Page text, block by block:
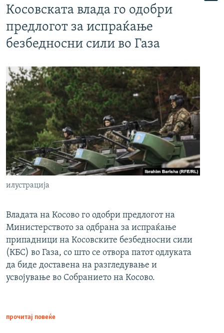
Косовската влада го одобри
предлогот за испраќање
безбедносни сили во Газа
илустрација
Владата на Косово го одобри предлогот на
Министерството за одбрана за испраќање
припадници на Косовските безбедносни сили
(КБС) во Газа, со што се отвора патот одлуката
да биде доставена на разгледување и
усвојување во Собранието на Косово.
прочитај повеќе